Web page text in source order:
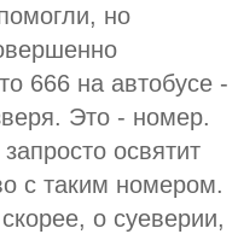
но
666 на автобусе -
Это - номер.
освятит
с таким номером.
о суеверии,